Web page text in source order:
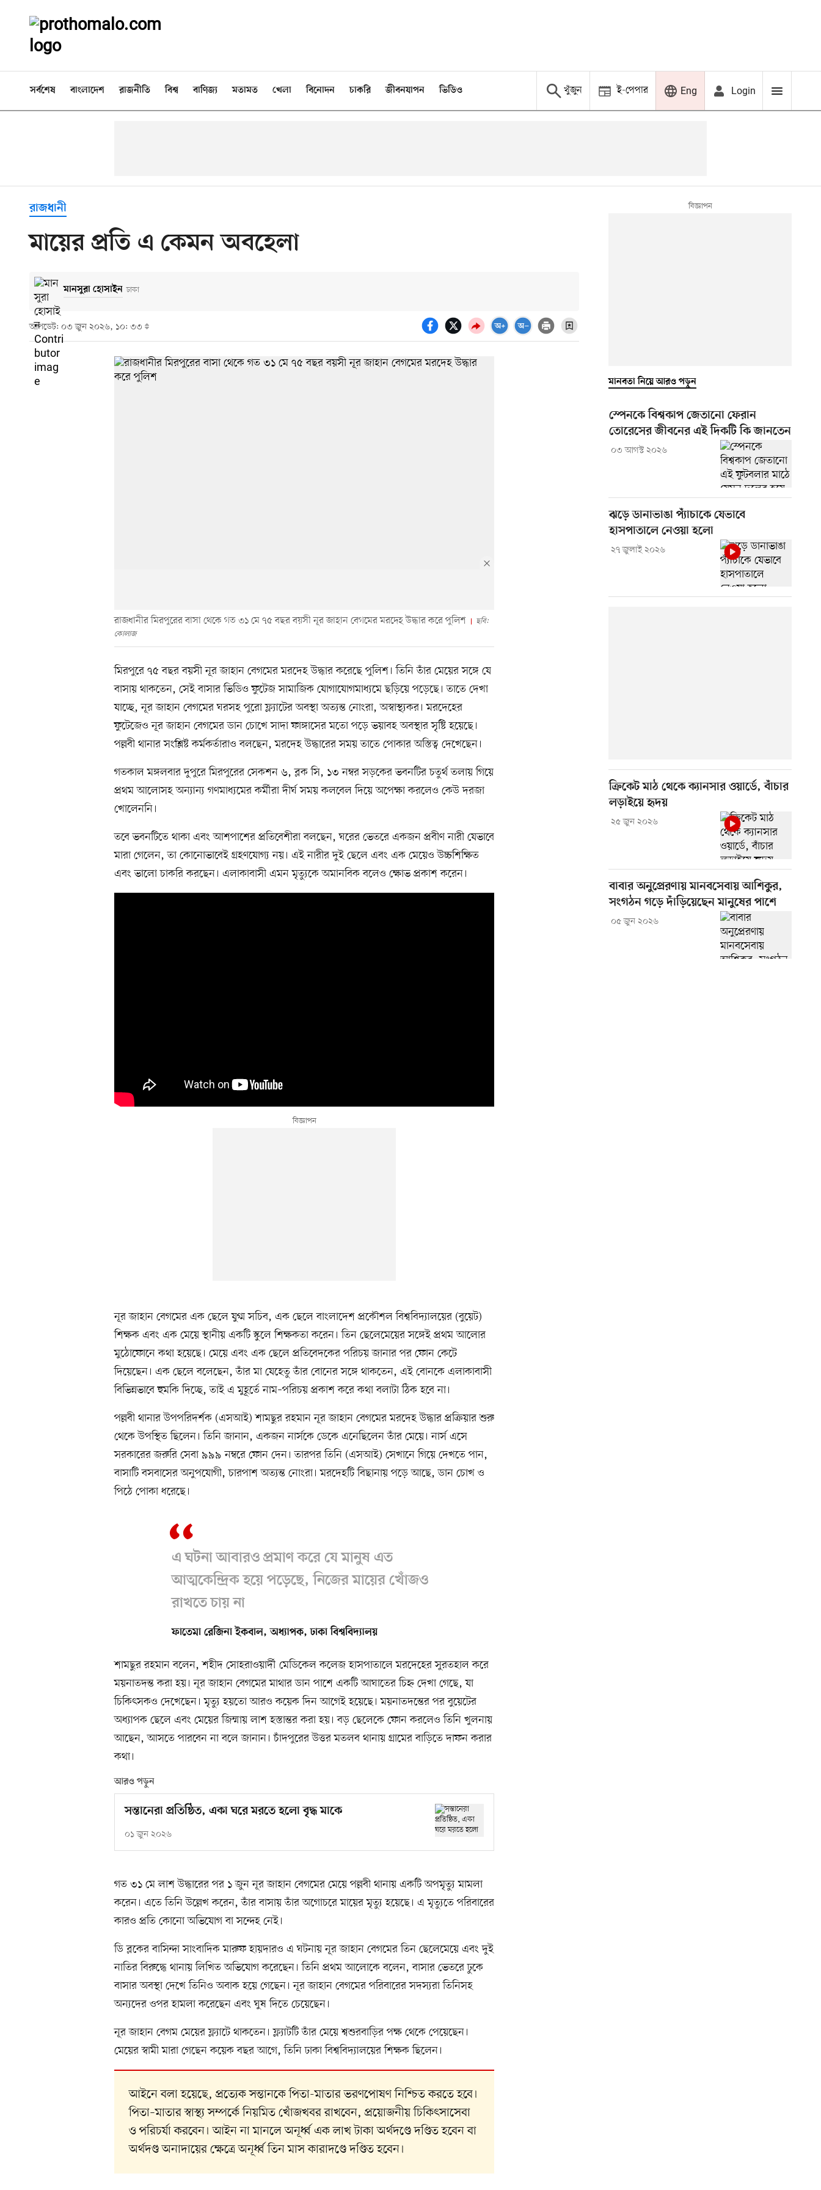
সর্বশেষ বাংলাদেশ রাজনীতি বিশ্ব বাণিজ্য মতামত খেলা বিনোদন চাকরি জীবনযাপন ভিডিও খুঁজুন ই-পেপার Eng Login
রাজধানী
মায়ের প্রতি এ কেমন অবহেলা
মানসুরা হোসাইন ঢাকা
আপডেট: ০৩ জুন ২০২৬, ১০: ৩৩
রাজধানীর মিরপুরের বাসা থেকে গত ৩১ মে ৭৫ বছর বয়সী নূর জাহান বেগমের মরদেহ উদ্ধার করে পুলিশ
ছবি:
কোলাজ
মিরপুরে ৭৫ বছর বয়সী নূর জাহান বেগমের মরদেহ উদ্ধার করেছে পুলিশ। তিনি তাঁর মেয়ের সঙ্গে যে
বাসায় থাকতেন, সেই বাসার ভিডিও ফুটেজ সামাজিক যোগাযোগমাধ্যমে ছড়িয়ে পড়েছে। তাতে দেখা
যাচ্ছে, নূর জাহান বেগমের ঘরসহ পুরো ফ্ল্যাটের অবস্থা অত্যন্ত নোংরা, অস্বাস্থ্যকর। মরদেহের
ফুটেজেও নূর জাহান বেগমের ডান চোখে সাদা ফাঙ্গাসের মতো পড়ে ভয়াবহ অবস্থার সৃষ্টি হয়েছে।
পল্লবী থানার সংশ্লিষ্ট কর্মকর্তারাও বলছেন, মরদেহ উদ্ধারের সময় তাতে পোকার অস্তিত্ব দেখেছেন।
গতকাল মঙ্গলবার দুপুরে মিরপুরের সেকশন ৬, ব্লক সি, ১৩ নম্বর সড়কের ভবনটির চতুর্থ তলায় গিয়ে
প্রথম আলোসহ অন্যান্য গণমাধ্যমের কর্মীরা দীর্ঘ সময় কলবেল দিয়ে অপেক্ষা করলেও কেউ দরজা
খোলেননি।
তবে ভবনটিতে থাকা এবং আশপাশের প্রতিবেশীরা বলছেন, ঘরের ভেতরে একজন প্রবীণ নারী যেভাবে
মারা গেলেন, তা কোনোভাবেই গ্রহণযোগ্য নয়। এই নারীর দুই ছেলে এবং এক মেয়েও উচ্চশিক্ষিত
এবং ভালো চাকরি করছেন। এলাকাবাসী এমন মৃত্যুকে অমানবিক বলেও ক্ষোভ প্রকাশ করেন।
নূর জাহান বেগমের এক ছেলে যুগ্ম সচিব, এক ছেলে বাংলাদেশ প্রকৌশল বিশ্ববিদ্যালয়ের (বুয়েট)
শিক্ষক এবং এক মেয়ে স্থানীয় একটি স্কুলে শিক্ষকতা করেন। তিন ছেলেমেয়ের সঙ্গেই প্রথম আলোর
মুঠোফোনে কথা হয়েছে। মেয়ে এবং এক ছেলে প্রতিবেদকের পরিচয় জানার পর ফোন কেটে
দিয়েছেন। এক ছেলে বলেছেন, তাঁর মা যেহেতু তাঁর বোনের সঙ্গে থাকতেন, এই বোনকে এলাকাবাসী
বিভিন্নভাবে হুমকি দিচ্ছে, তাই এ মুহূর্তে নাম–পরিচয় প্রকাশ করে কথা বলাটা ঠিক হবে না।
পল্লবী থানার উপপরিদর্শক (এসআই) শামছুর রহমান নূর জাহান বেগমের মরদেহ উদ্ধার প্রক্রিয়ার শুরু
থেকে উপস্থিত ছিলেন। তিনি জানান, একজন নার্সকে ডেকে এনেছিলেন তাঁর মেয়ে। নার্স এসে
সরকারের জরুরি সেবা ৯৯৯ নম্বরে ফোন দেন। তারপর তিনি (এসআই) সেখানে গিয়ে দেখতে পান,
বাসাটি বসবাসের অনুপযোগী, চারপাশ অত্যন্ত নোংরা। মরদেহটি বিছানায় পড়ে আছে, ডান চোখ ও
পিঠে পোকা ধরেছে।
এ ঘটনা আবারও প্রমাণ করে যে মানুষ এত
আত্মকেন্দ্রিক হয়ে পড়েছে, নিজের মায়ের খোঁজও
রাখতে চায় না
ফাতেমা রেজিনা ইকবাল, অধ্যাপক, ঢাকা বিশ্ববিদ্যালয়
শামছুর রহমান বলেন, শহীদ সোহরাওয়ার্দী মেডিকেল কলেজ হাসপাতালে মরদেহের সুরতহাল করে
ময়নাতদন্ত করা হয়। নূর জাহান বেগমের মাথার ডান পাশে একটি আঘাতের চিহ্ন দেখা গেছে, যা
চিকিৎসকও দেখেছেন। মৃত্যু হয়তো আরও কয়েক দিন আগেই হয়েছে। ময়নাতদন্তের পর বুয়েটের
অধ্যাপক ছেলে এবং মেয়ের জিম্মায় লাশ হস্তান্তর করা হয়। বড় ছেলেকে ফোন করলেও তিনি খুলনায়
আছেন, আসতে পারবেন না বলে জানান। চাঁদপুরের উত্তর মতলব থানায় গ্রামের বাড়িতে দাফন করার
কথা।
আরও পড়ুন
সন্তানেরা প্রতিষ্ঠিত, একা ঘরে মরতে হলো বৃদ্ধ মাকে
০১ জুন ২০২৬
গত ৩১ মে লাশ উদ্ধারের পর ১ জুন নূর জাহান বেগমের মেয়ে পল্লবী থানায় একটি অপমৃত্যু মামলা
করেন। এতে তিনি উল্লেখ করেন, তাঁর বাসায় তাঁর অগোচরে মায়ের মৃত্যু হয়েছে। এ মৃত্যুতে পরিবারের
কারও প্রতি কোনো অভিযোগ বা সন্দেহ নেই।
ডি ব্লকের বাসিন্দা সাংবাদিক মারুফ হায়দারও এ ঘটনায় নূর জাহান বেগমের তিন ছেলেমেয়ে এবং দুই
নাতির বিরুদ্ধে থানায় লিখিত অভিযোগ করেছেন। তিনি প্রথম আলোকে বলেন, বাসার ভেতরে ঢুকে
বাসার অবস্থা দেখে তিনিও অবাক হয়ে গেছেন। নূর জাহান বেগমের পরিবারের সদস্যরা তিনিসহ
অন্যদের ওপর হামলা করেছেন এবং ঘুষ দিতে চেয়েছেন।
নূর জাহান বেগম মেয়ের ফ্ল্যাটে থাকতেন। ফ্ল্যাটটি তাঁর মেয়ে শ্বশুরবাড়ির পক্ষ থেকে পেয়েছেন।
মেয়ের স্বামী মারা গেছেন কয়েক বছর আগে, তিনি ঢাকা বিশ্ববিদ্যালয়ের শিক্ষক ছিলেন।
আইনে বলা হয়েছে, প্রত্যেক সন্তানকে পিতা-মাতার ভরণপোষণ নিশ্চিত করতে হবে।
পিতা–মাতার স্বাস্থ্য সম্পর্কে নিয়মিত খোঁজখবর রাখবেন, প্রয়োজনীয় চিকিৎসাসেবা
ও পরিচর্যা করবেন। আইন না মানলে অনূর্ধ্ব এক লাখ টাকা অর্থদণ্ডে দণ্ডিত হবেন বা
অর্থদণ্ড অনাদায়ের ক্ষেত্রে অনূর্ধ্ব তিন মাস কারাদণ্ডে দণ্ডিত হবেন।
মানবতা নিয়ে আরও পড়ুন
স্পেনকে বিশ্বকাপ জেতানো ফেরান
তোরেসের জীবনের এই দিকটি কি জানতেন
০৩ আগস্ট ২০২৬
ঝড়ে ডানাভাঙা প্যাঁচাকে যেভাবে
হাসপাতালে নেওয়া হলো
২৭ জুলাই ২০২৬
ক্রিকেট মাঠ থেকে ক্যানসার ওয়ার্ডে, বাঁচার
লড়াইয়ে হৃদয়
২৫ জুন ২০২৬
বাবার অনুপ্রেরণায় মানবসেবায় আশিকুর,
সংগঠন গড়ে দাঁড়িয়েছেন মানুষের পাশে
০৫ জুন ২০২৬